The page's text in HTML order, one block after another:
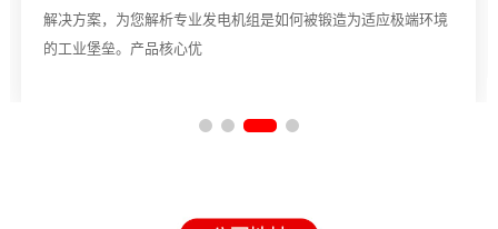
解决方案，为您解析专业发电机组是如何被锻造为适应极端环境
的工业堡垒。产品核心优